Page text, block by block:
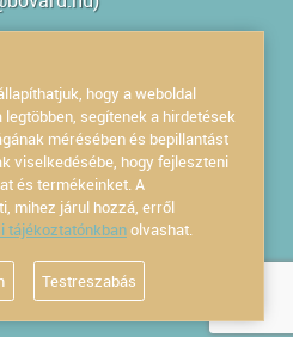
hogy a weboldal
segítenek a hirdetések
mérésében és bepillantást
viselkedésébe, hogy fejleszteni
és termékeinket. A
mihez járul hozzá, erről
tájékoztatónkbanolvashat.
Testreszabás